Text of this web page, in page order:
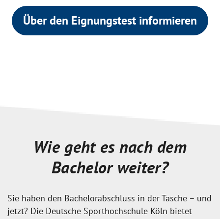
Über den Eignungstest informieren
Wie geht es nach dem
Bachelor weiter?
Sie haben den Bachelorabschluss in der Tasche – und
jetzt? Die Deutsche Sporthochschule Köln bietet